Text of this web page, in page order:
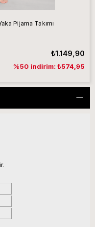
Pijama Takımı
₺1.149,90
%50 indirim: ₺574,95